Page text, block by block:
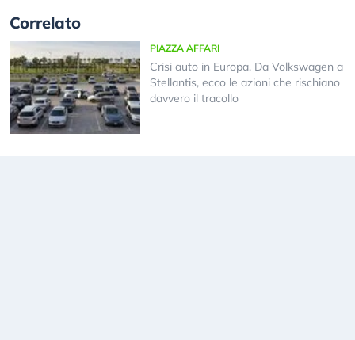
Correlato
PIAZZA AFFARI
Crisi auto in Europa. Da Volkswagen a
Stellantis, ecco le azioni che rischiano
davvero il tracollo